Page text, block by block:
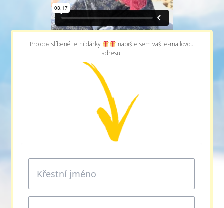
Pro oba slíbené letní dárky
napište sem vaši e-mailovou
adresu: